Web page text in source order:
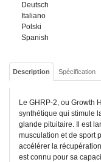
Deutsch
Italiano
Polski
Spanish
Description Spécification
Le GHRP-2, ou Growth
synthétique qui stimule
glande pituitaire. Il est
musculation et de sport
accélérer la
est connu pour sa